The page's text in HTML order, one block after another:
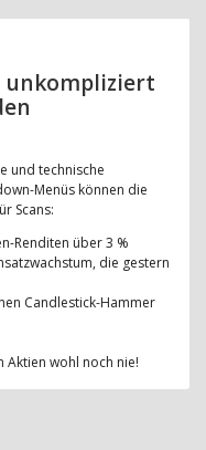
unkompliziert
und technische
Menüs können die
Scans:
Renditen über 3 %
die gestern
Candlestick-Hammer
Aktien wohl noch nie!